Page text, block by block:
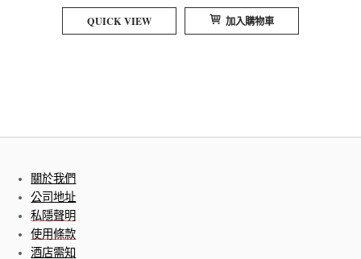
QUICK VIEW 加入購物車
關於我們
公司地址
私隱聲明
使用條款
酒店需知